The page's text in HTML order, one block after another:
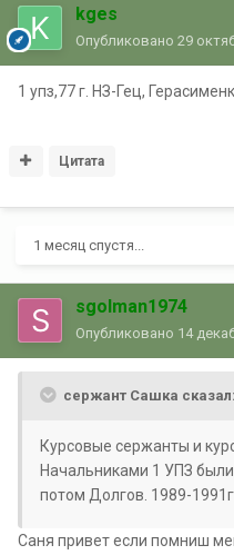
kges
Опубликовано 29
1 упз,77 г. НЗ-Гец,
Цитата
1 месяц спустя...
sgolman1974
Опубликовано 14
сержант Сашка сказал:
Курсовые сержанты и
Начальниками 1 УПЗ
потом Долгов. 1989-
Саня привет если помниш